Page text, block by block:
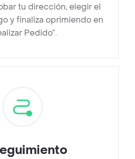
tu dirección, elegir el
y finaliza oprimiendo en
Pedido”.